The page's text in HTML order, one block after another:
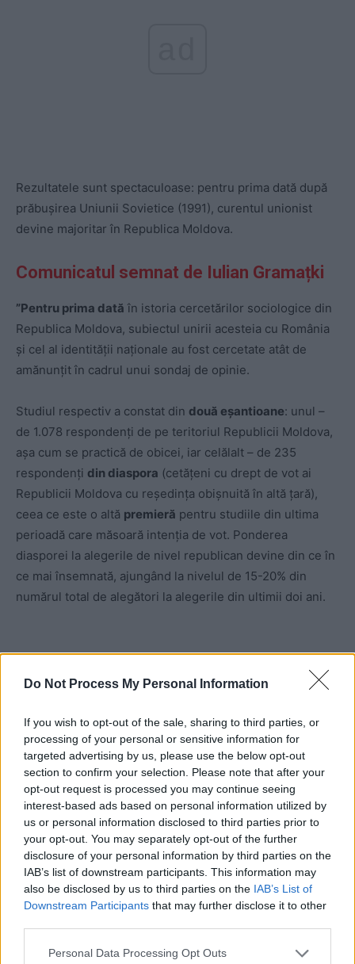
Do Not Process My Personal Information
If you wish to opt-out of the sale, sharing to third parties, or
processing of your personal or sensitive information for
targeted advertising by us, please use the below opt-out
section to confirm your selection. Please note that after your
opt-out request is processed you may continue seeing
interest-based ads based on personal information utilized by
us or personal information disclosed to third parties prior to
your opt-out. You may separately opt-out of the further
disclosure of your personal information by third parties on the
IAB’s list of downstream participants. This information may
also be disclosed by us to third parties on the IAB’s List of
Downstream Participants that may further disclose it to other
Personal Data Processing Opt Outs
Rezultatele sunt spectaculoase: pentru prima dată după
prăbușirea Uniunii Sovietice (1991), curentul unionist
devine majoritar în Republica Moldova.
Comunicatul semnat de Iulian Gramațki
”Pentru prima dată în istoria cercetărilor sociologice din
Republica Moldova, subiectul unirii acesteia cu România
și cel al identității naționale au fost cercetate atât de
amănunțit în cadrul unui sondaj de opinie.
Studiul respectiv a constat din două eșantioane: unul –
de 1.078 respondenți de pe teritoriul Republicii Moldova,
așa cum se practică de obicei, iar celălalt – de 235
respondenți din diaspora (cetățeni cu drept de vot ai
Republicii Moldova cu reședința obișnuită în altă țară),
ceea ce este o altă premieră pentru studiile din ultima
perioadă care măsoară intenția de vot. Ponderea
diasporei la alegerile de nivel republican devine din ce în
ce mai însemnată, ajungând la nivelul de 15-20% din
numărul total de alegători la alegerile din ultimii doi ani.
ad
Această pondere este prea mare pentru a fi neglijată, iar
excluderea diasporei din sondajele socio-politice a dus la
alegerilor. Includerea în studiu a unui eșantion din